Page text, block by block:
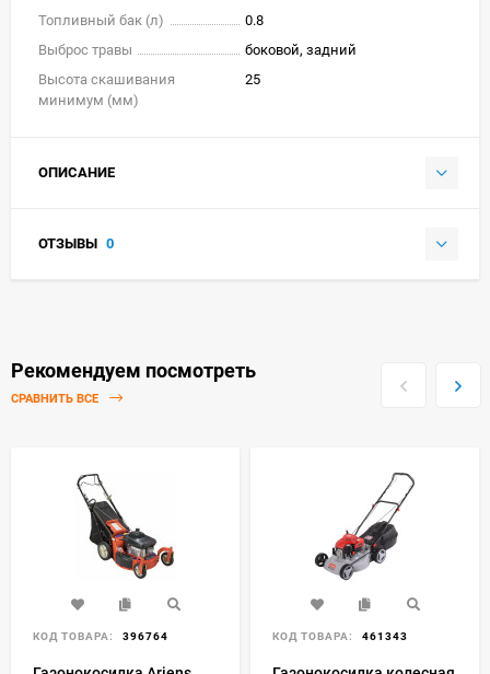
Топливный бак (л)
0.8
Выброс травы
боковой, задний
Высота скашивания
минимум (мм)
25
ОПИСАНИЕ
ОТЗЫВЫ 0
Рекомендуем посмотреть
СРАВНИТЬ ВСЕ
КОД ТОВАРА: 396764 КОД ТОВАРА: 461343